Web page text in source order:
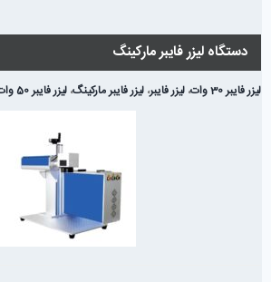
دستگاه لیزر فایبر مارکینگ
لیزر فایبر 30 وات ، لیزر فایبر، لیزر فایبر مارکینگ، لیزر فایبر 50 وات